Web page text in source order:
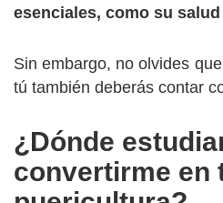
esenciales, como su salud
Sin embargo, no olvides
tú también deberás contar
¿Dónde
convertirme en